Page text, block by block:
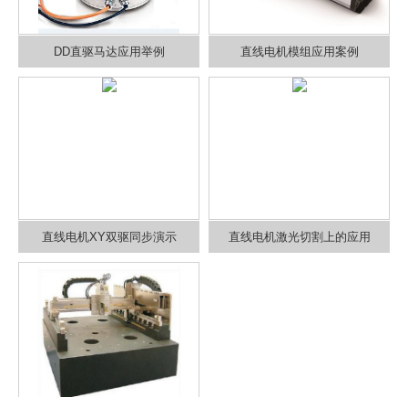
DD直驱马达应用举例 直线电机模组应用案例
直线电机XY双驱同步演示 直线电机激光切割上的应用